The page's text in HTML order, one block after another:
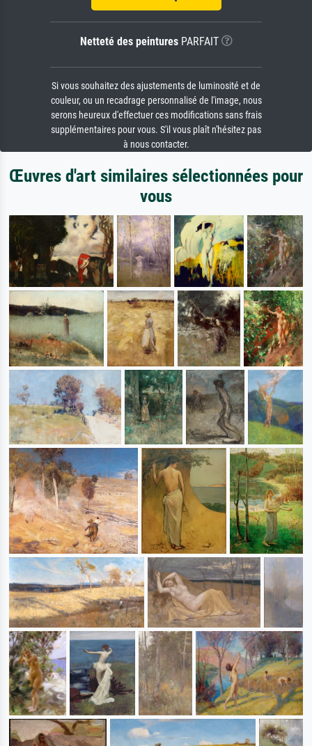
Netteté des peinturesPARFAIT
Si vous souhaitez des ajustements de luminosité et de
couleur, ou un recadrage personnalisé de l'image, nous
serons heureux d'effectuer ces modifications sans frais
supplémentaires pour vous. S'il vous plaît n'hésitez pas
à nous contacter.
Œuvres d'art similaires sélectionnées pour
vous